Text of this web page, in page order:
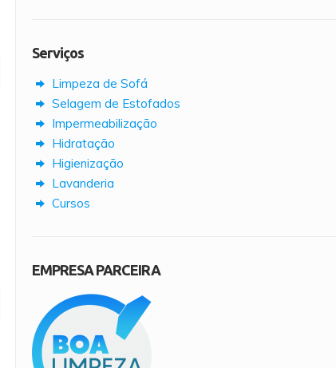
Serviços
Limpeza de Sofá
Selagem de Estofados
Impermeabilização
Hidratação
Higienização
Lavanderia
Cursos
EMPRESA PARCEIRA